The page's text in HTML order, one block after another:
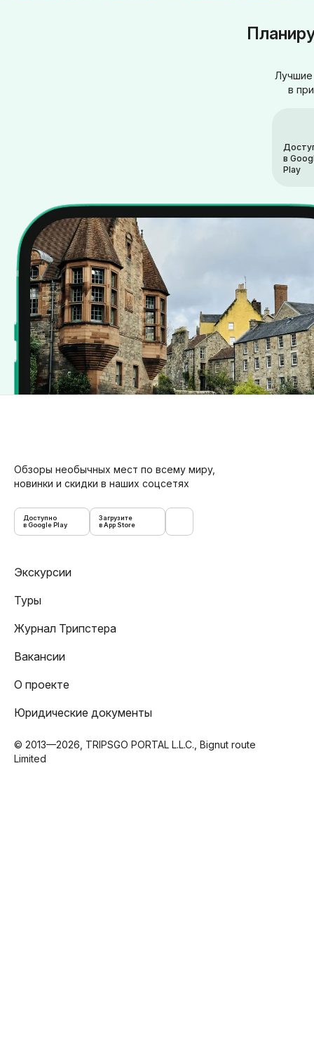
в
в
Play
Обзоры необычных мест по всему миру,
новинки и скидки в наших соцсетях
Доступно
в Google Play
Загрузите
в App Store
Экскурсии
Туры
Журнал Трипстера
Вакансии
О проекте
Юридические документы
© 2013—2026, TRIPSGO PORTAL L.L.C., Bignut route
Limited